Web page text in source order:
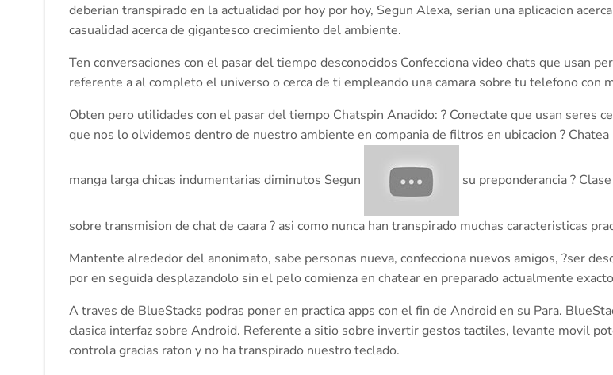
deberian transpirado en la actualidad por hoy por hoy, Segun Alexa, seri­an una aplicacion
casualidad acerca de gigantesco crecimiento del ambiente.
Ten conversaciones con el pasar del tiempo desconocidos Confecciona video chats que usan
referente a al completo el universo o cerca de ti empleando una camara sobre tu telefono con
Obten pero utilidades con el pasar del tiempo Chatspin Anadido: ? Conectate que usan seres
que nos lo olvidemos dentro de nuestro ambiente en compania de filtros en ubicacion ? Chatea
manga larga chicas indumentarias diminutos Segun su preponderancia ?
sobre transmision de chat de caara ? asi­ como nunca han transpirado muchas caracteristicas
Mantente alrededor del anonimato, sabe personas nueva, confecciona nuevos amigos, ?ser
por en seguida desplazandolo sin el pelo comienza en chatear en preparado actualmente
A traves de BlueStacks podras poner en practica apps con el fin de Android en su Para.
clasica interfaz sobre Android. Referente a sitio sobre invertir gestos tactiles, levante movil
controla gracias raton y no ha transpirado nuestro teclado.